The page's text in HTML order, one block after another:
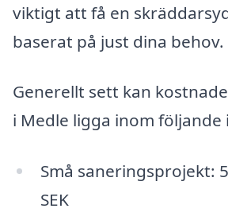
viktigt att få en
baserat på just dina behov.
Generellt sett kan
i Medle ligga inom följande
Små saneringsprojekt:
SEK